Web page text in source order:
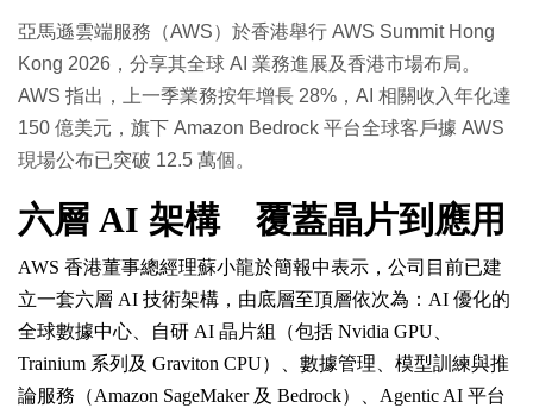
亞馬遜雲端服務（AWS）於香港舉行 AWS Summit Hong
Kong 2026，分享其全球 AI 業務進展及香港市場布局。
AWS 指出，上一季業務按年增長 28%，AI 相關收入年化達
150 億美元，旗下 Amazon Bedrock 平台全球客戶據 AWS
現場公布已突破 12.5 萬個。
六層 AI 架構 覆蓋晶片到應用
AWS 香港董事總經理蘇小龍於簡報中表示，公司目前已建
立一套六層 AI 技術架構，由底層至頂層依次為：AI 優化的
全球數據中心、自研 AI 晶片組（包括 Nvidia GPU、
Trainium 系列及 Graviton CPU）、數據管理、模型訓練與推
論服務（Amazon SageMaker 及 Bedrock）、Agentic AI 平台